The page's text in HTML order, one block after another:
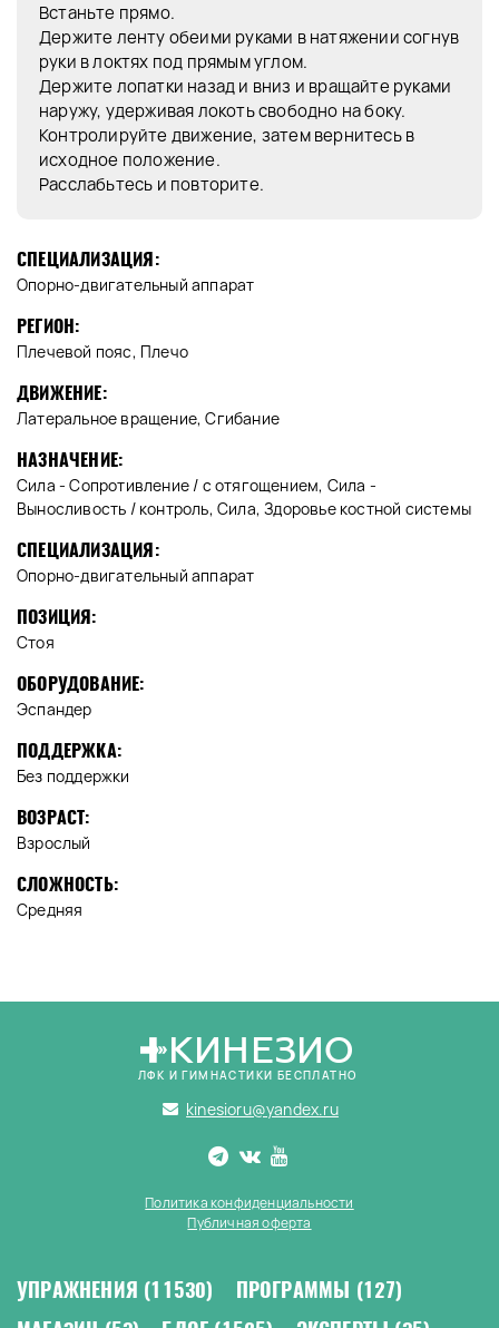
Встаньте прямо.
Держите ленту обеими руками в натяжении согнув
руки в локтях под прямым углом.
Держите лопатки назад и вниз и вращайте руками
наружу, удерживая локоть свободно на боку.
Контролируйте движение, затем вернитесь в
исходное положение.
Расслабьтесь и повторите.
СПЕЦИАЛИЗАЦИЯ:
Опорно-двигательный аппарат
РЕГИОН:
Плечевой пояс, Плечо
ДВИЖЕНИЕ:
Латеральное вращение, Сгибание
НАЗНАЧЕНИЕ:
Сила - Сопротивление / с отягощением, Сила -
Выносливость / контроль, Сила, Здоровье костной системы
СПЕЦИАЛИЗАЦИЯ:
Опорно-двигательный аппарат
ПОЗИЦИЯ:
Стоя
ОБОРУДОВАНИЕ:
Эспандер
ПОДДЕРЖКА:
Без поддержки
ВОЗРАСТ:
Взрослый
СЛОЖНОСТЬ:
Средняя
КИНЕЗИО
ЛФК И ГИМНАСТИКИ БЕСПЛАТНО
kinesioru@yandex.ru
Политика конфиденциальности
Публичная оферта
УПРАЖНЕНИЯ (11530) ПРОГРАММЫ (127)